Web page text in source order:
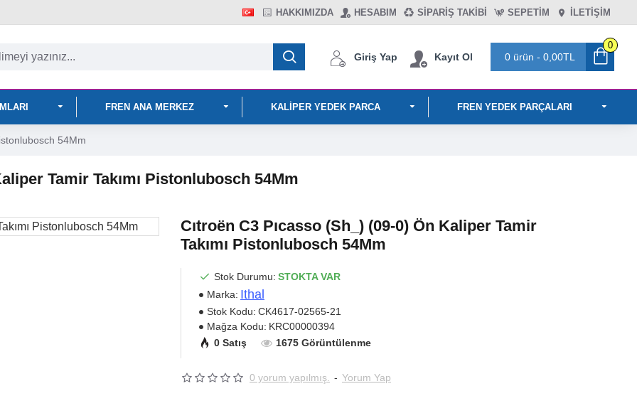
HAKKIMIZDA HESABIM SIPARIŞ TAKIBI SEPETIM İLETİŞİM
Giriş Yap Kayıt Ol 0 ürün - 0,00TL
0
FREN ANA MERKEZ KALIPER YEDEK PARCA FREN YEDEK PARÇALARI
54Mm
Tamir Takımı Pistonlubosch 54Mm
Cıtroën C3 Pıcasso (Sh_) (09-0) Ön Kaliper Tamir
Takımı Pistonlubosch 54Mm
Stok Durumu: STOKTA VAR
Marka: Ithal
Stok Kodu: CK4617-02565-21
Mağza Kodu: KRC00000394
0 Satış
1675 Görüntülenme
0 yorum yapılmış. - Yorum Yap